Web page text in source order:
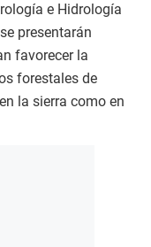
e Hidrología
presentarán
favorecer la
forestales de
la sierra como en